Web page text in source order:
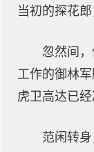
当初的探花
忽然间
工作的御林
虎卫高达已
范闲转